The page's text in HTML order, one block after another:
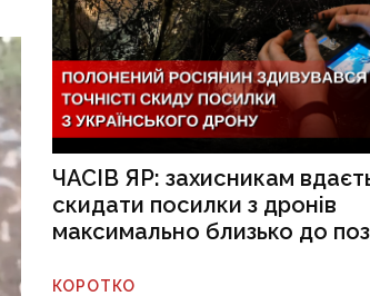
ЧАСІВ ЯР: захисникам
скидати посилки з дронів
максимально близько до
КОРОТКО